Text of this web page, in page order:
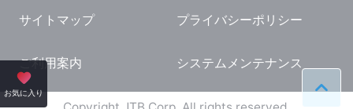
お気に入り ペー
旅行・観光情報
サイトマップ プライバシーポリシー
ご利用案内 システムメンテナンス